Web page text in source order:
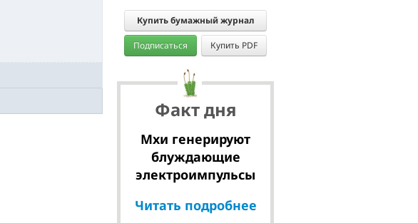
Купить бумажный журнал
Подписаться Купить PDF
Факт дня
Мхи генерируют
блуждающие
электроимпульсы
Читать подробнее